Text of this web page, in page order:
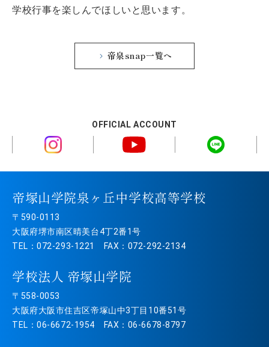
学校行事を楽しんでほしいと思います。
帝泉snap一覧へ
OFFICIAL ACCOUNT
帝塚山学院泉ヶ丘中学校高等学校
〒590-0113
大阪府堺市南区晴美台4丁2番1号
TEL：072-293-1221 FAX：072-292-2134
学校法人 帝塚山学院
〒558-0053
大阪府大阪市住吉区帝塚山中3丁目10番51号
TEL：06-6672-1954 FAX：06-6678-8797